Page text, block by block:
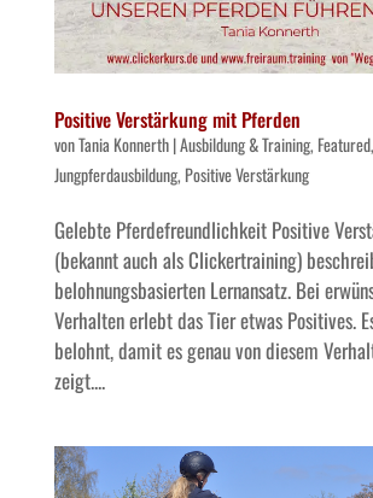
Positive Verstärkung mit Pferden
vonTania Konnerth|Ausbildung & Training, Featured,
Jungpferdausbildung, Positive Verstärkung
Gelebte Pferdefreundlichkeit Positive
(bekannt auch als Clickertraining)
belohnungsbasierten Lernansatz. Bei
Verhalten erlebt das Tier etwas Positives.
belohnt, damit es genau von diesem
zeigt....